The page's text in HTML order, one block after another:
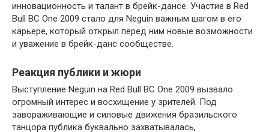
инновационность и талант в брейк-дансе. Участие в Red
Bull BC One 2009 стало для Neguin важным шагом в его
карьере, который открыл перед ним новые возможности
и уважение в брейк-данс сообществе.
Реакция публики и жюри
Выступление Neguin на Red Bull BC One 2009 вызвало
огромный интерес и восхищение у зрителей. Под
завораживающие и силовые движения бразильского
танцора публика буквально захватывалась,